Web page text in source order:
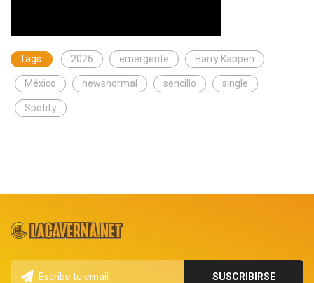
Tags: 2026 emergente Harry Kappen
México newsnormal sencillo single
Spotify